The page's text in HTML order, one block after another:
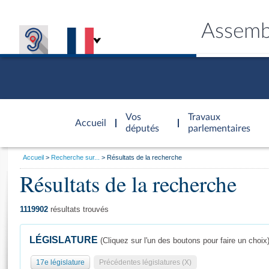
Accueil
d'accueil
Vos
députés
Travaux
parlementaires
Général
Vous
Accueil Recherche sur... Résultats de la recherche
Résultats de la recherche
1119902 résultats trouvés
LÉGISLATURE (Cliquez sur l'un des boutons pour faire un choix)
17e législature Précédentes législatures (X)